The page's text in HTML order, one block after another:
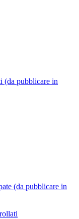
(da pubblicare in
(da pubblicare in